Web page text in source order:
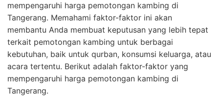
mempengaruhi harga pemotongan kambing di
Tangerang. Memahami faktor-faktor ini akan
membantu Anda membuat keputusan yang lebih tepat
terkait pemotongan kambing untuk berbagai
kebutuhan, baik untuk qurban, konsumsi keluarga, atau
acara tertentu. Berikut adalah faktor-faktor yang
mempengaruhi harga pemotongan kambing di
Tangerang.